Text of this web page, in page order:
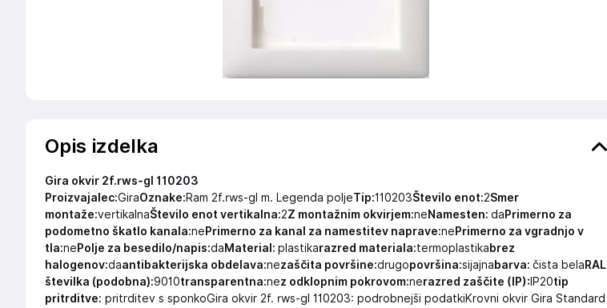
Opis izdelka
Gira okvir 2f.rws-gl 110203
Proizvajalec:GiraOznake:Ram 2f.rws-gl m. Legenda poljeTip:110203Število enot:2Smer
montaže:vertikalnaŠtevilo enot vertikalna:2Z montažnim okvirjem:neNamesten: daPrimerno za
podometno škatlo kanala:nePrimerno za kanal za namestitev naprave:nePrimerno za vgradnjo v
tla:nePolje za besedilo/napis:daMaterial: plastikarazred materiala:termoplastikabrez
halogenov:daantibakterijska obdelava:nezaščita površine:drugopovršina:sijajnabarva: čista belaRAL
številka (podobna):9010transparentna:nez odklopnim pokrovom:nerazred zaščite (IP): IP20tip
pritrditve: pritrditev s sponkoGira okvir 2f. rws-gl 110203: podrobnejši podatkiKrovni okvir Gira Standard